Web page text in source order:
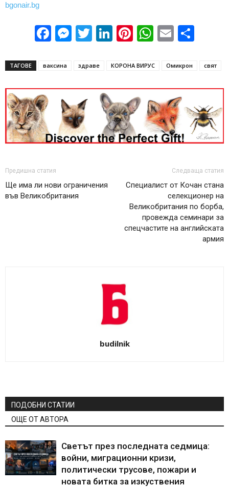
bgonair.bg
Facebook
Messenger
Twitter
LinkedIn
Pinterest
WhatsApp
Email
ТАГОВЕ ваксина здраве КОРОНА ВИРУС Омикрон свят
Предишна статия
Ще има ли нови ограничения
във Великобритания
Следваща статия
Специалист от Кочан стана
селекционер на
Великобритания по борба,
провежда семинари за
спецчастите на английската
армия
budilnik
ПОДОБНИ СТАТИИ
ОЩЕ ОТ АВТОРА
Светът през последната седмица:
войни, миграционни кризи,
политически трусове, пожари и
новата битка за изкуствения